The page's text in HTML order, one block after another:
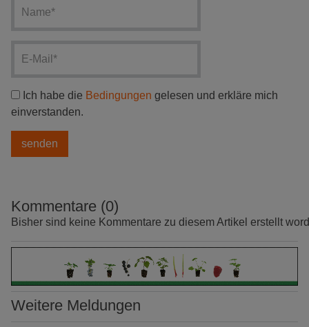
Ich habe die Bedingungen gelesen und erkläre mich
einverstanden.
Kommentare (0)
Bisher sind keine Kommentare zu diesem Artikel erstellt
Weitere Meldungen